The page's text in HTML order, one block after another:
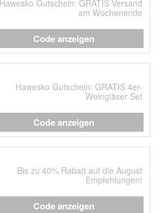
Hawesko Gutschein: GRATIS Versand
am Wochenende
Code anzeigen
Hawesko Gutschein: GRATIS 4er-
Weingläser Set
Code anzeigen
Bis zu 40% Rabatt auf die August
Empfehlungen!
Code anzeigen